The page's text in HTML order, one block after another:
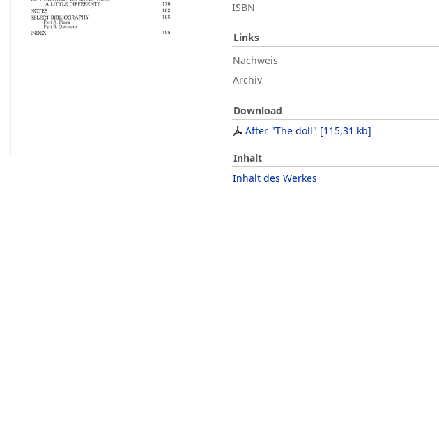
ISBN
Links
Nachweis
Archiv
Download
After "The doll" [115,31 kb]
Inhalt
Inhalt des Werkes